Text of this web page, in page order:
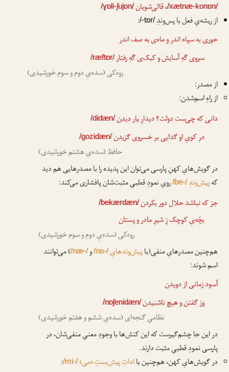
/xætnæ-konɒn/،قالی‌شویان/ɣɒli-ʃujɒn/
از ریشه‌یِ فعل با پس‌وندِ/-tɒr/
:
حوری به سپاه اندر و ماه‌ی به صف اندر
سروی گَهِ آسایش و کبک‌ی گَهِرفتار /ræftɒr/
رودکی (سده‌یِ دوم و سوم خورشیدی)
از مصدر:
از راهِ اسم‌شدن:
دانی که چی‌ست دولت؟ دیدارِ یاردیدن/didæn/
در کویِ او گدایی بر خسرویگزیدن /gozidæn/
حافظ (سده‌یِ هشتم خورشیدی)
در گویش‌هایِ کهنِ پارسی می‌توان این پدیده را با مصدرهایی هم دید
کهپیش‌وندِ/be-/رویِ نمودِ قطبیِ مثبت‌شان پافشاری می‌کند:
جز که نباشد حلال دوربکردن/bekærdæn/
بچّه‌یِ کوچک زِ شیرِ مادر و پستان
رودکی (سده‌یِ دوم و سوم خورشیدی)
هم‌چنین مصدرهایِ منفی(باپیش‌وندهایِ/nɒ-/و/næ-/) می‌توانند
اسم شوند:
آسود زمانی از دویدن
وز گفتن و هیچناشنیدن /nɒʃenidæn/
نظامیِ گنجه‌ای (سده‌یِ ششم و هفتم خورشیدی)
در این جا چشم‌گیرست که این کنش‌ها با وجودِ معنیِ منفی‌شان، در
پارسی نمودِ قطبیِ مثبت دارند.
در گویش‌هایِ کهن، هم‌چنین بااداتِ پیش‌بستِ «می»/mi-/
: